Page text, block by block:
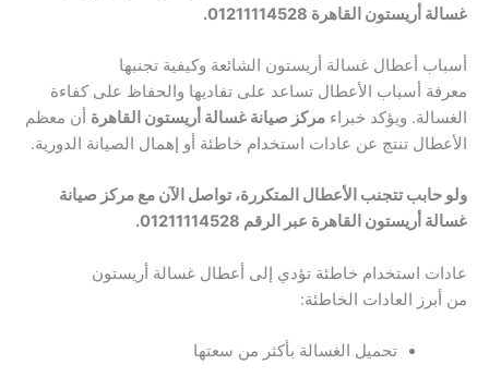
غسالة أريستون القاهرة 01211114528.
أسباب أعطال غسالة أريستون الشائعة وكيفية تجنبها
معرفة أسباب الأعطال تساعد على تفاديها والحفاظ على كفاءة
الغسالة. ويؤكد خبراء مركز صيانة غسالة أريستون القاهرة أن معظم
الأعطال تنتج عن عادات استخدام خاطئة أو إهمال الصيانة الدورية.
ولو حابب تتجنب الأعطال المتكررة، تواصل الآن مع مركز صيانة
غسالة أريستون القاهرة عبر الرقم 01211114528.
عادات استخدام خاطئة تؤدي إلى أعطال غسالة أريستون
من أبرز العادات الخاطئة:
تحميل الغسالة بأكثر من سعتها